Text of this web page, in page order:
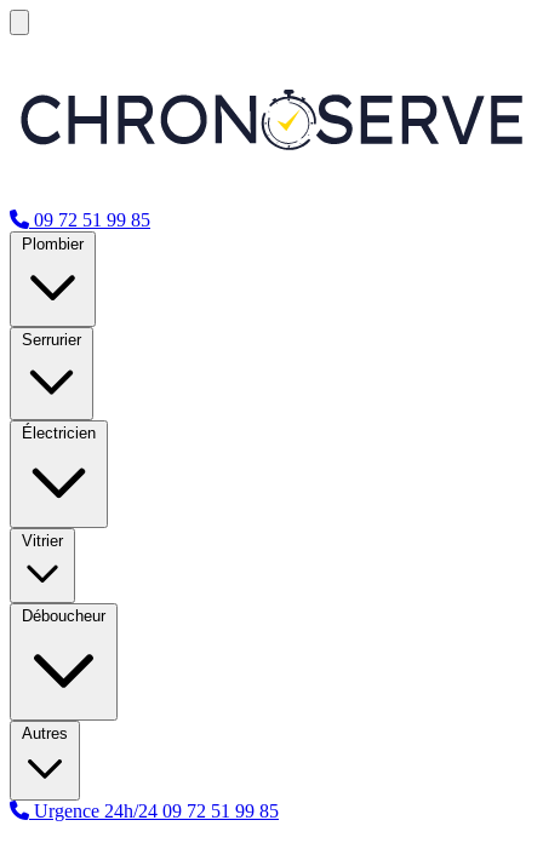
09 72 51 99 85
Plombier
Serrurier
Électricien
Vitrier
Déboucheur
Autres
Urgence 24h/24 09 72 51 99 85